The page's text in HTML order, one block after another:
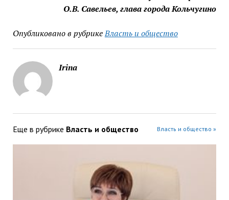
О.В. Савельев, глава города Кольчугино
Опубликовано в рубрикеВласть и общество
Irina
Еще в рубрике Власть и общество Власть и общество »